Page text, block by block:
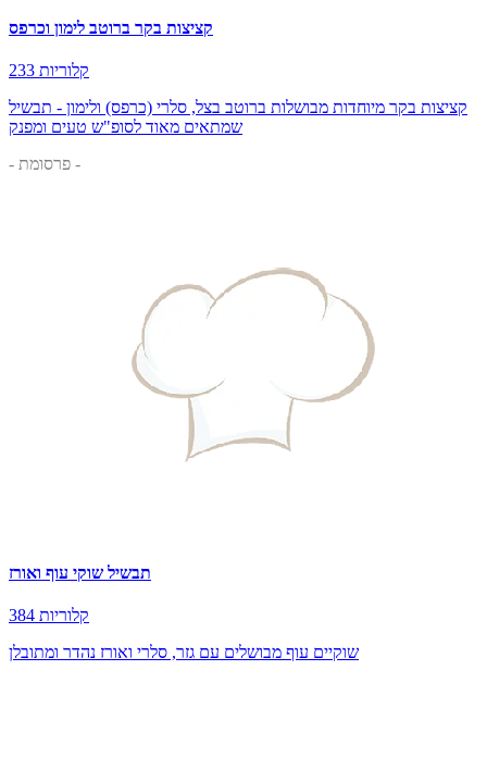
קציצות בקר ברוטב לימון וכרפס
233 קלוריות
קציצות בקר מיוחדות מבושלות ברוטב בצל, סלרי (כרפס) ולימון - תבשיל
שמתאים מאוד לסופ"ש טעים ומפנק
- פרסומת -
תבשיל שוקי עוף ואורז
384 קלוריות
שוקיים עוף מבושלים עם גזר, סלרי ואורז נהדר ומתובלן